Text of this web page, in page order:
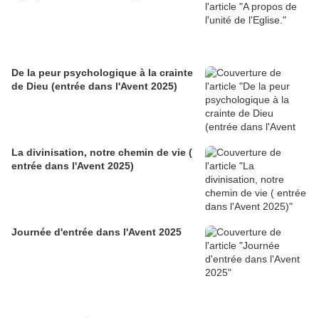
De la peur psychologique à la crainte
de Dieu (entrée dans l'Avent 2025)
La divinisation, notre chemin de vie (
entrée dans l'Avent 2025)
Journée d'entrée dans l'Avent 2025